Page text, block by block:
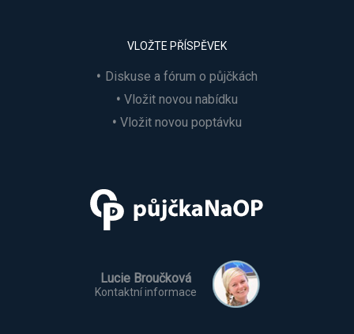
VLOŽTE PŘÍSPĚVEK
Diskuse a fórum o půjčkách
Vložit novou nabídku
Vložit novou poptávku
Lucie Broučková
Kontaktní informace